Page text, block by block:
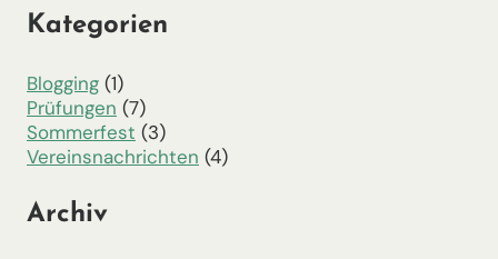
Kategorien
Blogging (1)
Prüfungen (7)
Sommerfest (3)
Vereinsnachrichten (4)
Archiv